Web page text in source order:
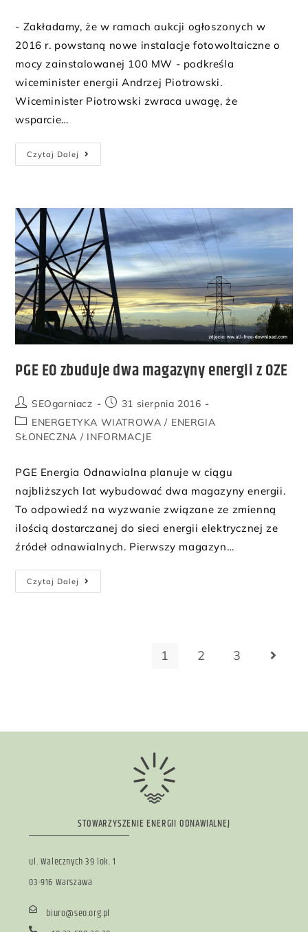
- Zakładamy, że w ramach aukcji ogłoszonych w
2016 r. powstaną nowe instalacje fotowoltaiczne o
mocy zainstalowanej 100 MW - podkreśla
wiceminister energii Andrzej Piotrowski.
Wiceminister Piotrowski zwraca uwagę, że
wsparcie…
Czytaj Dalej
PGE EO zbuduje dwa magazyny energii z OZE
SEOgarniacz
31 sierpnia 2016
ENERGETYKA WIATROWA / ENERGIA
SŁONECZNA / INFORMACJE
PGE Energia Odnawialna planuje w ciągu
najbliższych lat wybudować dwa magazyny energii.
To odpowiedź na wyzwanie związane ze zmienną
ilością dostarczanej do sieci energii elektrycznej ze
źródeł odnawialnych. Pierwszy magazyn…
Czytaj Dalej
1 2 3
STOWARZYSZENIE ENERGII ODNAWIALNEJ
ul. Walecznych 39 lok. 1
03-916 Warszawa
biuro@seo.org.pl